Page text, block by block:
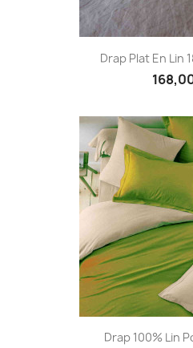
Drap Plat En Lin
Drap 100% Lin